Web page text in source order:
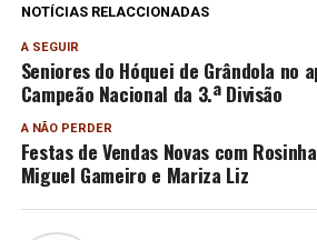
NOTÍCIAS RELACCIONADAS
A SEGUIR
Seniores do Hóquei de Grândola no
Campeão Nacional da 3.ª Divisão
A NÃO PERDER
Festas de Vendas Novas com
Miguel Gameiro e Mariza Liz